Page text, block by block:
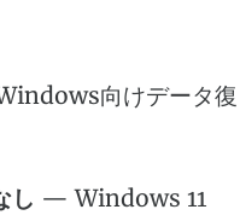
向けデータ復
し — Windows 11